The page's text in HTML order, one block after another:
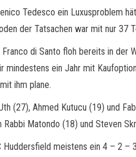
Tedesco ein Luxusproblem
der Tatsachen war mit nur 37
di Santo floh bereits in
ein Jahr mit
ihm plane.
(27), Ahmed Kutucu (19) und
Matondo (18) und Steven
meistens ein 4 – 2